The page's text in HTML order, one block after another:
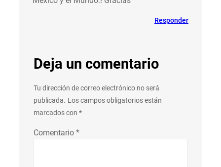
Responder
Deja un comentario
Tu dirección de correo electrónico no será
publicada. Los campos obligatorios están
marcados con *
Comentario *